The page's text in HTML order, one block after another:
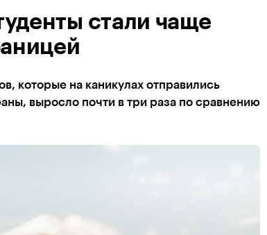
стали чаще
которые на каникулах отправились
выросло почти в три раза по сравнению